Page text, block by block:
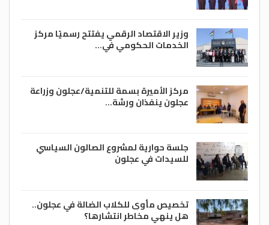
وزير الاقتصاد الرقمي يفتتح رسميًا مركز
الخدمات الحكومي في…
مركز الأميرة بسمة للتنمية/عجلون وزراعة
عجلون ينفذان ورشة…
جلسة حوارية لمشروع الصالون السياسي
للسيدات في عجلون
تخصيص مأوى للكلاب الضالة في عجلون..
هل ينهي مخاطر انتشارها؟